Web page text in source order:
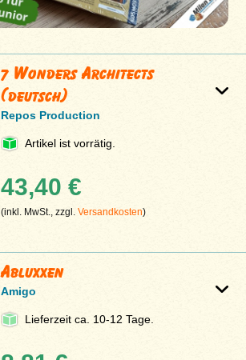
7 Wonders Architects
(deutsch)
Repos Production
Artikel ist vorrätig.
43,40 €
(inkl. MwSt., zzgl.Versandkosten)
Abluxxen
Amigo
Lieferzeit ca. 10-12 Tage.